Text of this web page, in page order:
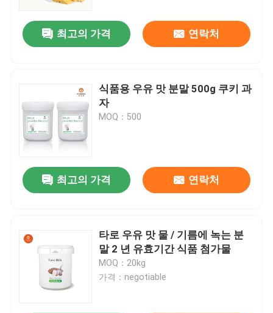
최고의 가격 연락처
식품용 우유 맛 분말 500g 쿠키 과
자
MOQ：500
최고의 가격 연락처
타로 우유 맛 물 / 기름에 녹는 분
말 2 년 유효기간 식품 첨가물
MOQ：20kg
가격：negotiable